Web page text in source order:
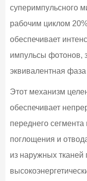
суперимпульсного
рабочим циклом
обеспечивает
импульсы фотонов,
эквивалентная
Этот механизм
обеспечивает
переднего
поглощения и
из наружных тканей